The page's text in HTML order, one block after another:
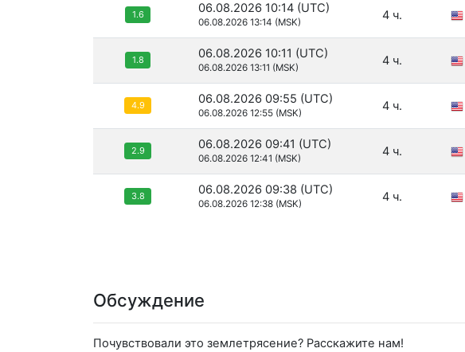
1.6 06.08.2026 10:14 (UTC)
06.08.2026 13:14 (MSK) 4 ч.
1.8 06.08.2026 10:11 (UTC)
06.08.2026 13:11 (MSK) 4 ч.
4.9 06.08.2026 09:55 (UTC)
06.08.2026 12:55 (MSK) 4 ч.
2.9 06.08.2026 09:41 (UTC)
06.08.2026 12:41 (MSK) 4 ч.
3.8 06.08.2026 09:38 (UTC)
06.08.2026 12:38 (MSK) 4 ч.
Обсуждение
Почувствовали это землетрясение? Расскажите нам!